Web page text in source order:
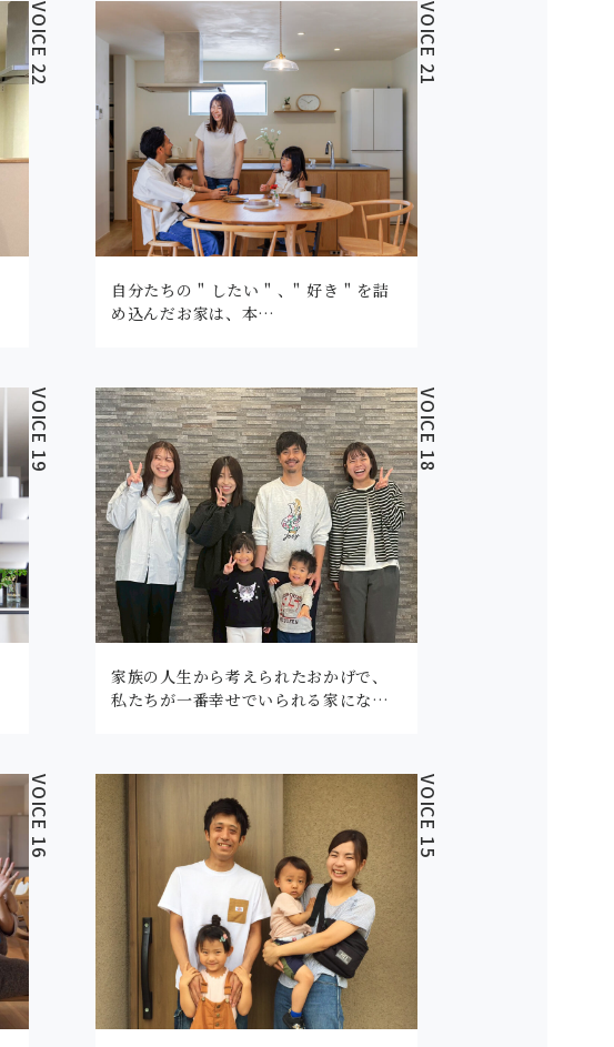
VOICE 22
自分たちの " したい " 、" 好き " を詰
め込んだお家は、本…
VOICE 21
VOICE 19
家族の人生から考えられたおかげで、
私たちが一番幸せでいられる家にな…
VOICE 18
VOICE 16 VOICE 15